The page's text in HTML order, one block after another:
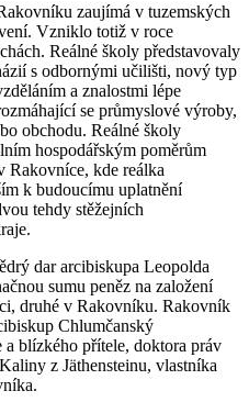
zaujímá v tuzemských
Vzniklo totiž v roce
Reálné školy představovaly
s odbornými učilišti, nový typ
a znalostmi lépe
se průmyslové výroby,
obchodu. Reálné školy
hospodářským poměrům
Rakovníce, kde reálka
k budoucímu uplatnění
tehdy stěžejních
dar arcibiskupa Leopolda
sumu peněz na založení
druhé v Rakovníku. Rakovník
Chlumčanský
blízkého přítele, doktora práv
z Jäthensteinu, vlastníka